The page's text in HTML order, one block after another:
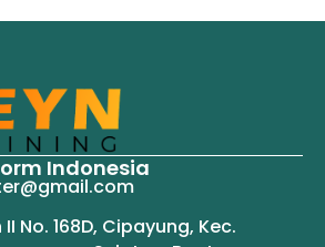
Indonesia
No. 168D, Cipayung, Kec.